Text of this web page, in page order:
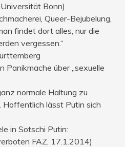
Bonn)
Queer-Bejubelung,
findet dort alles, nur die
vergessen.“
Panikmache über „sexuelle
normale Haltung zu
Hoffentlich lässt Putin sich
in Sotschi Putin:
FAZ, 17.1.2014)